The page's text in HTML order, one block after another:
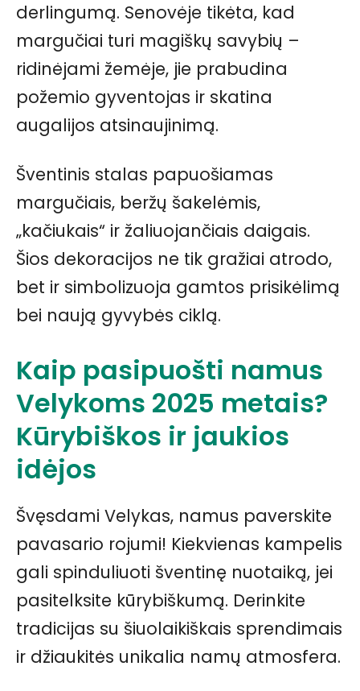
derlingumą. Senovėje tikėta, kad
margučiai turi magiškų savybių –
ridinėjami žemėje, jie prabudina
požemio gyventojas ir skatina
augalijos atsinaujinimą.
Šventinis stalas papuošiamas
margučiais, beržų šakelėmis,
„kačiukais“ ir žaliuojančiais daigais.
Šios dekoracijos ne tik gražiai atrodo,
bet ir simbolizuoja gamtos prisikėlimą
bei naują gyvybės ciklą.
Kaip pasipuošti namus
Velykoms 2025 metais?
Kūrybiškos ir jaukios
idėjos
Švęsdami Velykas, namus paverskite
pavasario rojumi! Kiekvienas kampelis
gali spinduliuoti šventinę nuotaiką, jei
pasitelksite kūrybiškumą. Derinkite
tradicijas su šiuolaikiškais sprendimais
ir džiaukitės unikalia namų atmosfera.